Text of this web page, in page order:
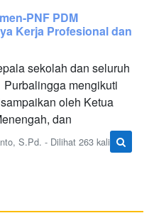
PNF PDM
Kerja Profesional dan
sekolah dan seluruh
mengikuti
oleh Ketua
dan
S.Pd. - Dilihat 263 kali